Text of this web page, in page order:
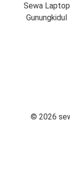
Sewa Laptop
Gunungkidul
© 2026